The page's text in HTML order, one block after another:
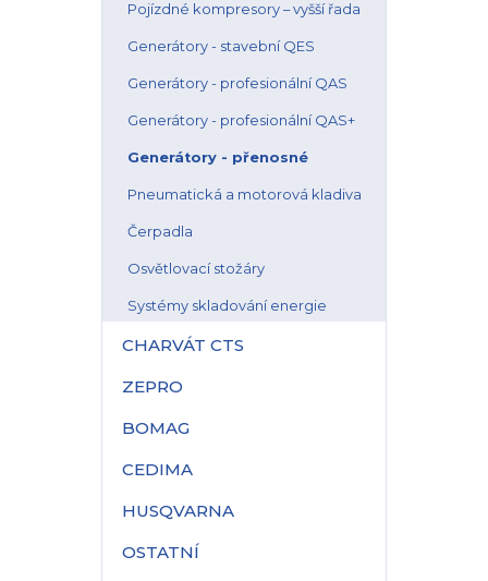
Pojízdné kompresory – vyšší řada
Generátory - stavební QES
Generátory - profesionální QAS
Generátory - profesionální QAS+
Generátory - přenosné
Pneumatická a motorová kladiva
Čerpadla
Osvětlovací stožáry
Systémy skladování energie
CHARVÁT CTS
ZEPRO
BOMAG
CEDIMA
HUSQVARNA
OSTATNÍ